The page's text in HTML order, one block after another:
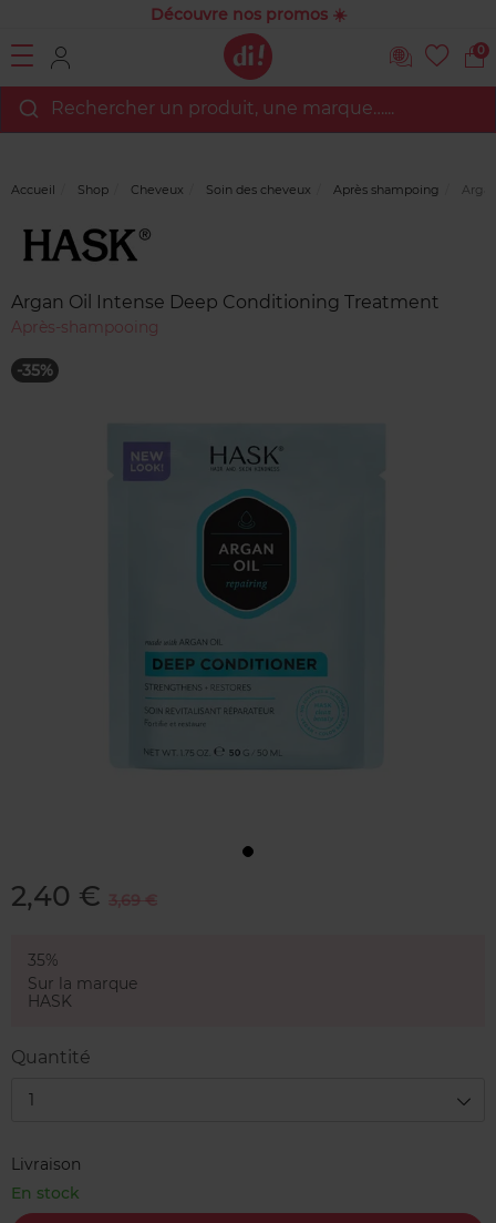
Découvre nos promos ☀️
0
Rechercher un produit, une marque…...
Accueil Shop Cheveux Soin des cheveux Après shampoing
Argan Oil Intense Deep Conditioning Treatment
Après-shampooing
-35%
2,40 € 3,69 €
35%
Sur la marque
HASK
Quantité
1
Livraison
En stock